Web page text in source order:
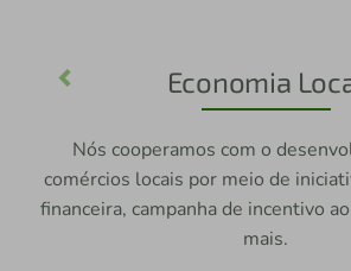
Economia
Nós cooperamos com o
comércios locais por meio de
financeira, campanha de incentivo
mais.
Previous